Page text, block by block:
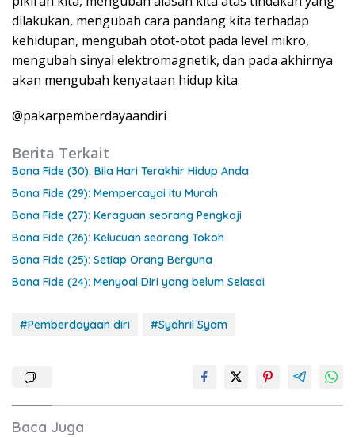
dilakukan, mengubah cara pandang kita terhadap
kehidupan, mengubah otot-otot pada level mikro,
mengubah sinyal elektromagnetik, dan pada akhirnya
akan mengubah kenyataan hidup kita.
@pakarpemberdayaandiri
Berita Terkait
Bona Fide (30): Bila Hari Terakhir Hidup Anda
Bona Fide (29): Mempercayai itu Murah
Bona Fide (27): Keraguan seorang Pengkaji
Bona Fide (26): Kelucuan seorang Tokoh
Bona Fide (25): Setiap Orang Berguna
Bona Fide (24): Menyoal Diri yang belum Selasai
#Pemberdayaan diri #Syahril Syam
Baca Juga